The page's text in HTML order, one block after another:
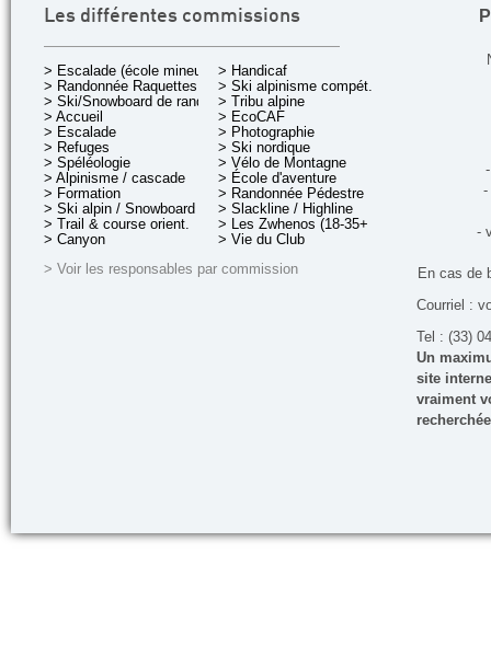
Les différentes commissions
> Escalade (école mineurs)
> Randonnée Raquettes
> Ski/Snowboard de rando.
> Accueil
> Escalade
> Refuges
> Spéléologie
> Alpinisme / cascade
> Formation
> Ski alpin / Snowboard
> Trail & course orient.
> Canyon
> Handicaf
> Ski alpinisme compét.
> Tribu alpine
> EcoCAF
> Photographie
> Ski nordique
> Vélo de Montagne
> École d'aventure
> Randonnée Pédestre
> Slackline / Highline
> Les Zwhenos (18-35+ ans)
> Vie du Club
> Voir les responsables par commission
-
-
En cas de
Courriel :
Tel : (33)
Un
site
vraiment